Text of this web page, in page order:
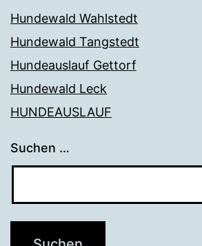
Hundewald Wahlstedt
Hundewald Tangstedt
Hundeauslauf Gettorf
Hundewald Leck
HUNDEAUSLAUF
Suchen …